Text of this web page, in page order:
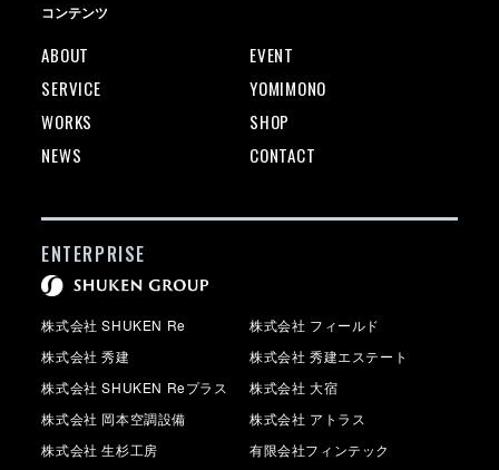
コンテンツ
ABOUT
EVENT
SERVICE
YOMIMONO
WORKS
SHOP
NEWS
CONTACT
ENTERPRISE
株式会社 SHUKEN Re
株式会社 フィールド
株式会社 秀建
株式会社 秀建エステート
株式会社 SHUKEN Reプラス
株式会社 大宿
株式会社 岡本空調設備
株式会社 アトラス
株式会社 生杉工房
有限会社フィンテック